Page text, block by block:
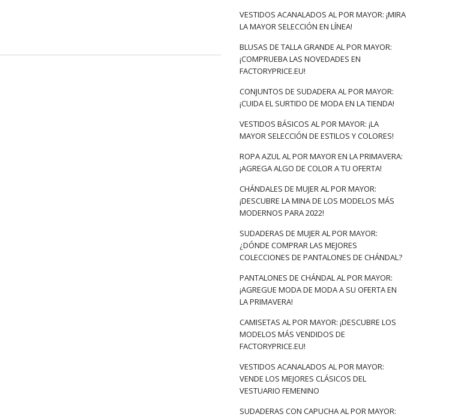
VESTIDOS ACANALADOS AL POR MAYOR: ¡MIRA
LA MAYOR SELECCIÓN EN LÍNEA!
BLUSAS DE TALLA GRANDE AL POR MAYOR:
¡COMPRUEBA LAS NOVEDADES EN
FACTORYPRICE.EU!
CONJUNTOS DE SUDADERA AL POR MAYOR:
¡CUIDA EL SURTIDO DE MODA EN LA TIENDA!
VESTIDOS BÁSICOS AL POR MAYOR: ¡LA
MAYOR SELECCIÓN DE ESTILOS Y COLORES!
ROPA AZUL AL POR MAYOR EN LA PRIMAVERA:
¡AGREGA ALGO DE COLOR A TU OFERTA!
CHÁNDALES DE MUJER AL POR MAYOR:
¡DESCUBRE LA MINA DE LOS MODELOS MÁS
MODERNOS PARA 2022!
SUDADERAS DE MUJER AL POR MAYOR:
¿DÓNDE COMPRAR LAS MEJORES
COLECCIONES DE PANTALONES DE CHÁNDAL?
PANTALONES DE CHÁNDAL AL POR MAYOR:
¡AGREGUE MODA DE MODA A SU OFERTA EN
LA PRIMAVERA!
CAMISETAS AL POR MAYOR: ¡DESCUBRE LOS
MODELOS MÁS VENDIDOS DE
FACTORYPRICE.EU!
VESTIDOS ACANALADOS AL POR MAYOR:
VENDE LOS MEJORES CLÁSICOS DEL
VESTUARIO FEMENINO
SUDADERAS CON CAPUCHA AL POR MAYOR: